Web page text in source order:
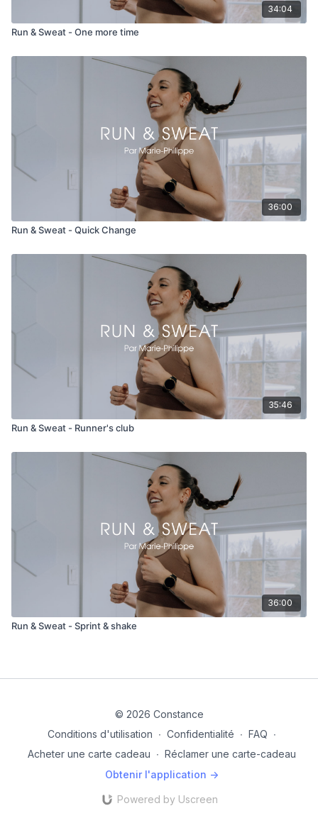
34:04
Run & Sweat - One more time
36:00
Run & Sweat - Quick Change
35:46
Run & Sweat - Runner's club
36:00
Run & Sweat - Sprint & shake
© 2026 Constance
Conditions d'utilisation ∙ Confidentialité ∙ FAQ ∙
Acheter une carte cadeau ∙ Réclamer une carte-cadeau
Obtenir l'application ->
Powered by Uscreen